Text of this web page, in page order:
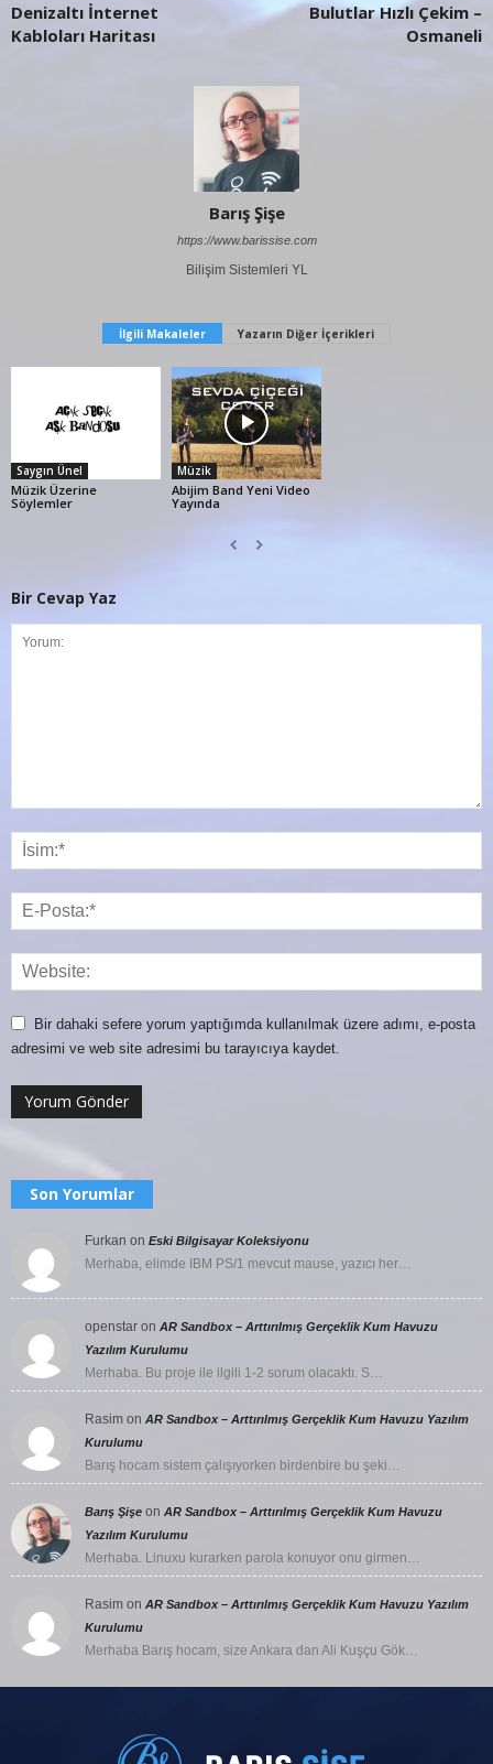
Denizaltı İnternet
Kabloları Haritası
Bulutlar Hızlı Çekim –
Osmaneli
Barış Şişe
https://www.barissise.com
Bilişim Sistemleri YL
İlgili Makaleler Yazarın Diğer İçerikleri
Saygın Ünel
Müzik Üzerine
Söylemler
Müzik
Abijim Band Yeni Video
Yayında
Bir Cevap Yaz
Bir dahaki sefere yorum yaptığımda kullanılmak üzere adımı, e-posta
adresimi ve web site adresimi bu tarayıcıya kaydet.
Son Yorumlar
Furkan on Eski Bilgisayar Koleksiyonu
Merhaba, elimde IBM PS/1 mevcut mause, yazıcı her…
openstar on AR Sandbox – Arttırılmış Gerçeklik Kum Havuzu
Yazılım Kurulumu
Merhaba. Bu proje ile ilgili 1-2 sorum olacaktı. S…
Rasim on AR Sandbox – Arttırılmış Gerçeklik Kum Havuzu Yazılım
Kurulumu
Barış hocam sistem çalışıyorken birdenbire bu şeki…
Barış Şişe on AR Sandbox – Arttırılmış Gerçeklik Kum Havuzu
Yazılım Kurulumu
Merhaba. Linuxu kurarken parola konuyor onu girmen…
Rasim on AR Sandbox – Arttırılmış Gerçeklik Kum Havuzu Yazılım
Kurulumu
Merhaba Barış hocam, size Ankara dan Ali Kuşçu Gök…